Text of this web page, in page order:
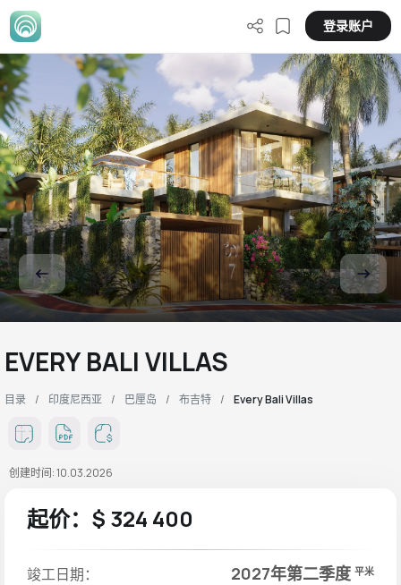
登录账户
EVERY BALI VILLAS
目录 印度尼西亚 巴厘岛 布吉特 Every Bali Villas
创建时间: 10.03.2026
起价：$ 324 400
竣工日期： 2027年第二季度 平米